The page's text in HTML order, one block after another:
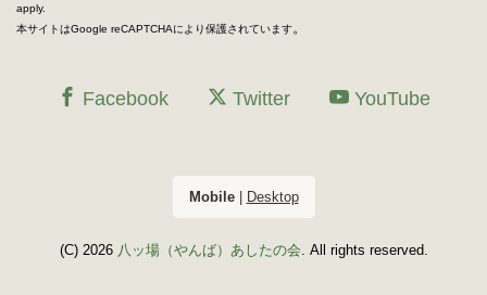
apply.
本サイトはGoogle reCAPTCHAにより保護されています。
Facebook Twitter YouTube
Mobile| Desktop
(C) 2026 八ッ場（やんば）あしたの会. All rights reserved.